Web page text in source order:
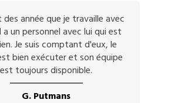
des année que je travaille avec
a un personnel avec lui qui est
Je suis comptant d'eux, le
bien exécuter et son équipe
est toujours disponible.
G. Putmans